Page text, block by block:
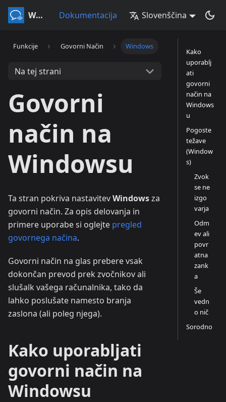
Whisperr Dokumentacija Slovenščina
Funkcije Govorni Način Windows
Na tej strani
Govorni
način na
Windowsu
Ta stran pokriva nastavitevWindowsza
govorni način. Za opis delovanja in
primere uporabe si oglejte pregled
govornega načina.
Govorni način na glas prebere vsak
dokončan prevod prek zvočnikov ali
slušalk vašega računalnika, tako da
lahko poslušate namesto branja
zaslona (ali poleg njega).
Kako uporabljati
govorni način na
Windowsu
Kako
uporablj
ati
govorni
način na
Windows
u
Pogoste
težave
(Window
s)
Zvok
se ne
izgo
varja
Odm
ev ali
povr
atna
zank
a
Še
vedn
o nič
Sorodno